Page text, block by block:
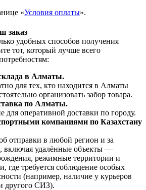
«Условия оплаты».
заказ
удобных способов получения
тот, который лучше всего
в Алматы.
для тех, кто находится в Алматы
организовать забор товара.
по Алматы.
для оперативной доставки по городу.
компаниями по Казахстану
отправки в любой регион и за
включая удалённые объекты —
режимные территории и
где требуется соблюдение особых
(например, наличие у курьеров
другого СИЗ).